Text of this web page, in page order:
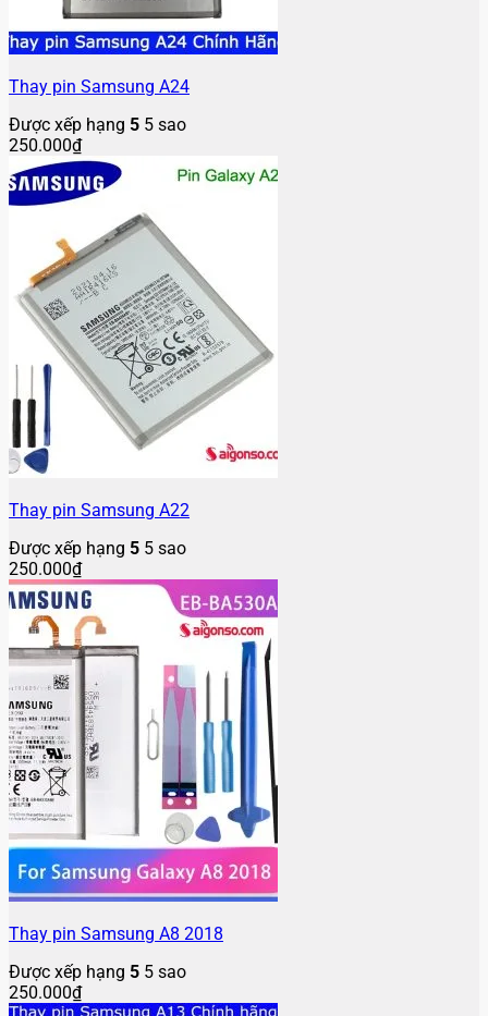
Thay pin Samsung A24
Được xếp hạng 5 5 sao
250.000₫
Thay pin Samsung A22
Được xếp hạng 5 5 sao
250.000₫
Thay pin Samsung A8 2018
Được xếp hạng 5 5 sao
250.000₫